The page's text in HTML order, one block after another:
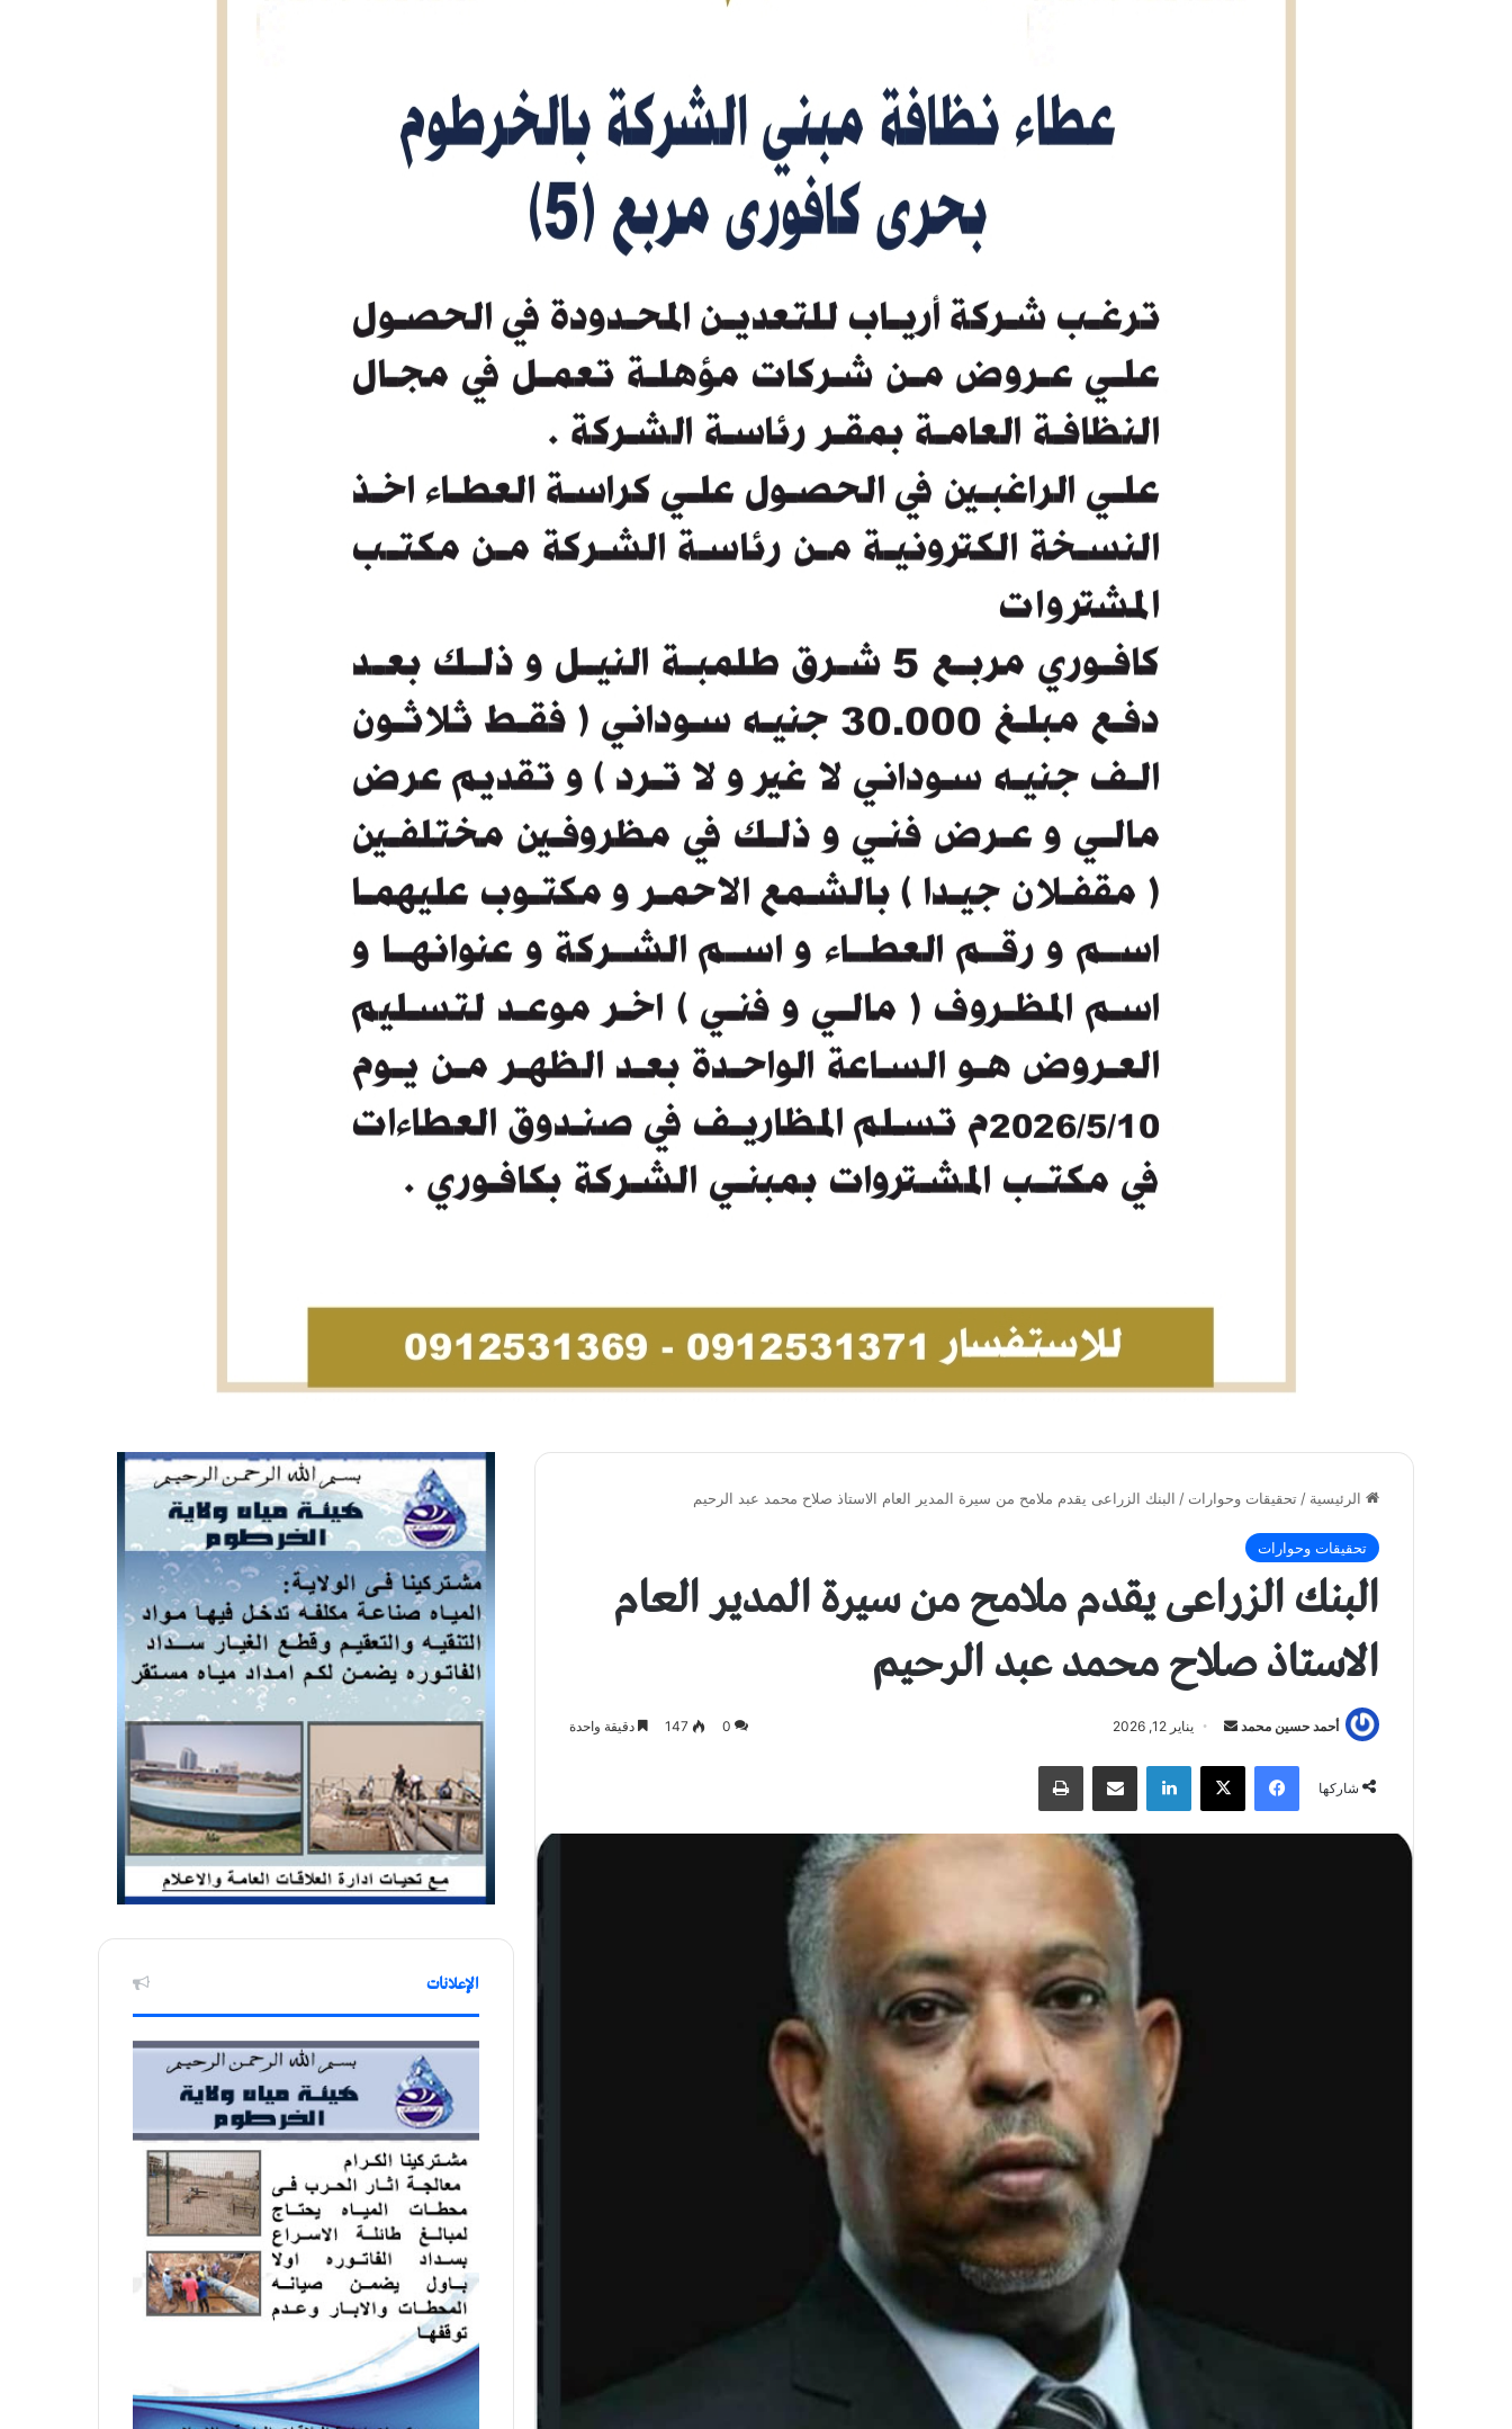
الرئيسية / تحقيقات وحوارات / البنك الزراعى يقدم ملامح من سيرة المدير العام الاستاذ صلاح محمد عبد الرحيم
تحقيقات وحوارات
البنك الزراعى يقدم ملامح من سيرة المدير العام
الاستاذ صلاح محمد عبد الرحيم
أحمد حسين محمد
س
ب
يناير 12, 2026 0
147 دقيقة واحدة
شاركها
فيسبوك لينكدإن
الإعلانات